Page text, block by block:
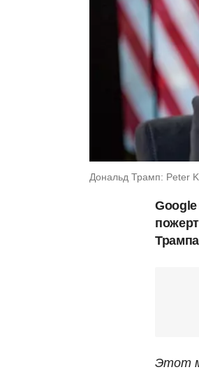
Дональд Трамп: Peter
Google
Этот